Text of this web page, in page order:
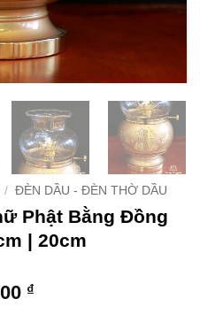
/ ĐÈN DẦU - ĐÈN THỜ DẦU
Phật Bằng Đồng
| 20cm
₫